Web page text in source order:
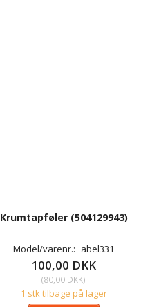
Krumtapføler (504129943)
Model/varenr.: abel331
100,00 DKK
(80,00 DKK)
1 stk tilbage på lager